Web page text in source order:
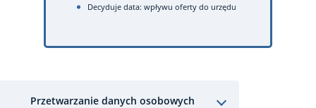
Decyduje data: wpływu oferty do urzędu
Przetwarzanie danych osobowych